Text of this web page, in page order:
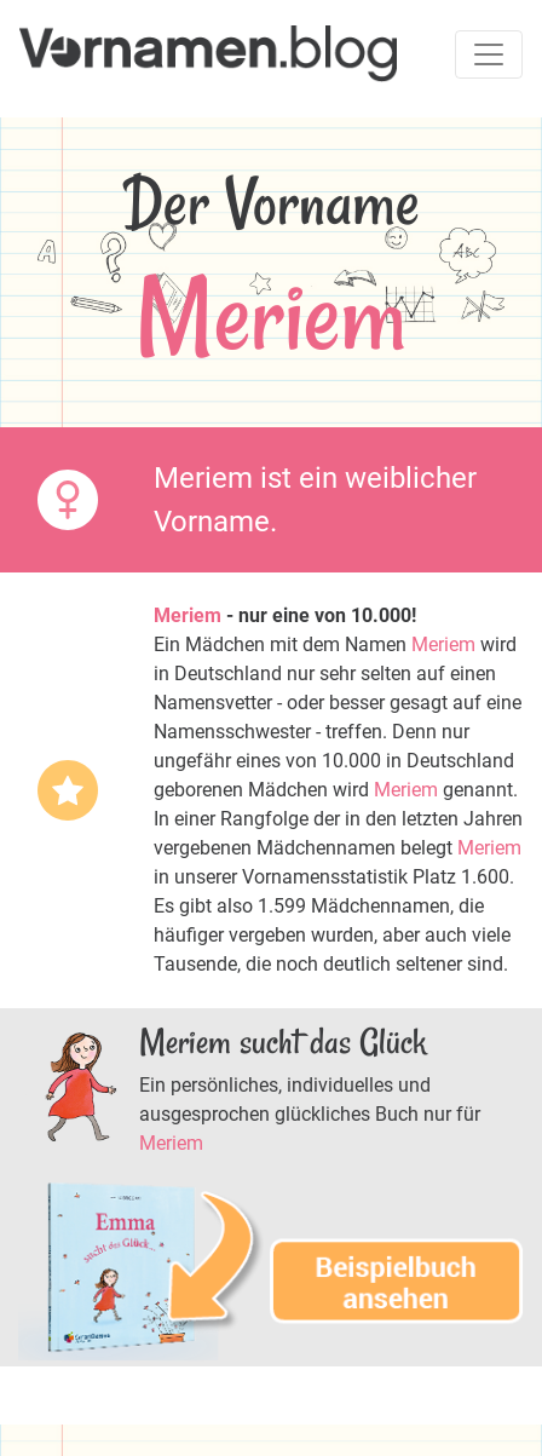
Der Vorname
Meriem
Meriem ist ein weiblicher
Vorname.
Meriem - nur eine von 10.000!
Ein Mädchen mit dem Namen Meriem wird
in Deutschland nur sehr selten auf einen
Namensvetter - oder besser gesagt auf eine
Namensschwester - treffen. Denn nur
ungefähr eines von 10.000 in Deutschland
geborenen Mädchen wird Meriem genannt.
In einer Rangfolge der in den letzten Jahren
vergebenen Mädchennamen belegt Meriem
in unserer Vornamensstatistik Platz 1.600.
Es gibt also 1.599 Mädchennamen, die
häufiger vergeben wurden, aber auch viele
Tausende, die noch deutlich seltener sind.
Meriem sucht das Glück
Ein persönliches, individuelles und
ausgesprochen glückliches Buch nur für
Meriem